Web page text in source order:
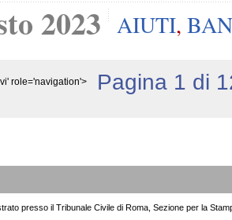
2023 AIUTI,
role='navigation'> Pagina 1 di
presso il Tribunale Civile di Roma, Sezione per la